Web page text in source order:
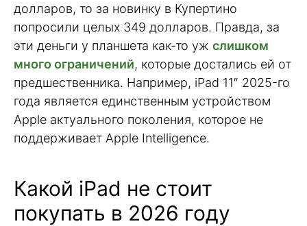
долларов, то за новинку в Купертино
попросили целых 349 долларов. Правда, за
эти деньги у планшета как-то уж слишком
много ограничений, которые достались ей от
предшественника. Например, iPad 11″ 2025-го
года является единственным устройством
Apple актуального поколения, которое не
поддерживает Apple Intelligence.
Какой iPad не стоит
покупать в 2026 году